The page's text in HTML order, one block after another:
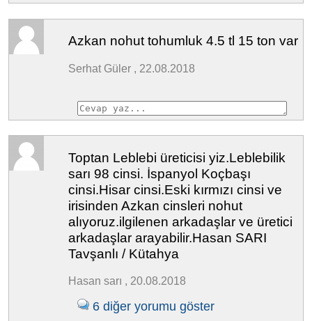
Azkan nohut tohumluk 4.5 tl 15 ton var
Serhat Güler , 22.08.2018
Toptan Leblebi üreticisi yiz.Leblebilik
sarı 98 cinsi. İspanyol Koçbaşı
cinsi.Hisar cinsi.Eski kırmızı cinsi ve
irisinden Azkan cinsleri nohut
alıyoruz.ilgilenen arkadaşlar ve üretici
arkadaşlar arayabilir.Hasan SARI
Tavşanlı / Kütahya
Hasan sarı , 20.08.2018
6 diğer yorumu göster